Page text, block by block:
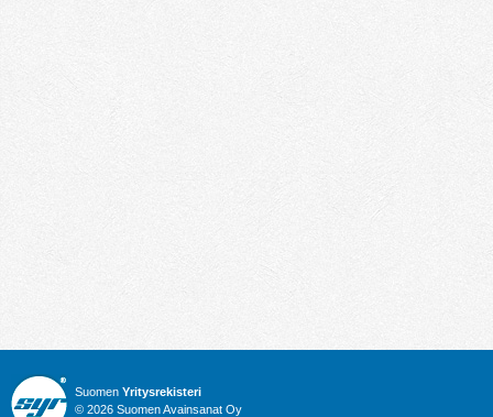
Suomen Yritysrekisteri
© 2026 Suomen Avainsanat Oy